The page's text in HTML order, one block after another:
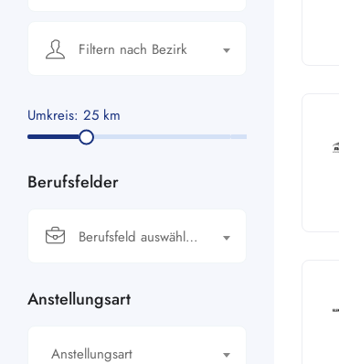
Filtern nach Bezirk
Umkreis: 25 km
Berufsfelder
Berufsfeld auswählen…
Anstellungsart
Anstellungsart